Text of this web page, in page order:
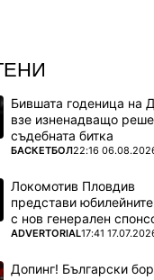
Бившата годеница на
взе изненадващо
съдебната битка
ПОВЕЧЕ ОТ
БАСКЕТБОЛ22:16
Локомотив Пловдив
представи
с нов генерален
ПОВЕЧЕ ОТ
ADVERTORIAL17:41
Допинг! Български